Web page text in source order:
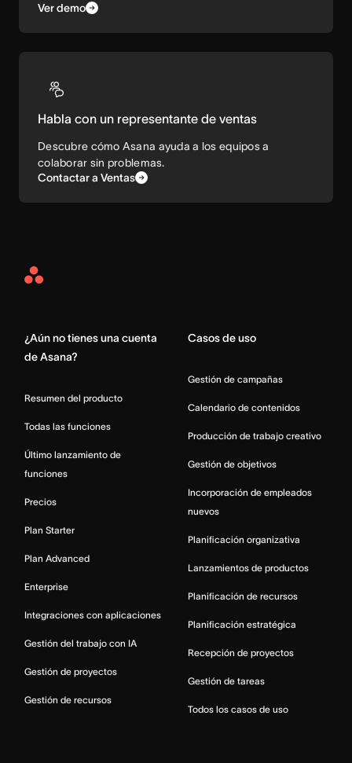
Ver demo
Habla con un representante de ventas
Descubre cómo Asana ayuda a los equipos a
colaborar sin problemas.
Contactar a Ventas
Asana
¿Aún no tienes una cuenta
de Asana?
Resumen del producto
Todas las funciones
Último lanzamiento de
funciones
Precios
Plan Starter
Plan Advanced
Enterprise
Integraciones con aplicaciones
Gestión del trabajo con IA
Gestión de proyectos
Gestión de recursos
Casos de uso
Gestión de campañas
Calendario de contenidos
Producción de trabajo creativo
Gestión de objetivos
Incorporación de empleados
nuevos
Planificación organizativa
Lanzamientos de productos
Planificación de recursos
Planificación estratégica
Recepción de proyectos
Gestión de tareas
Todos los casos de uso